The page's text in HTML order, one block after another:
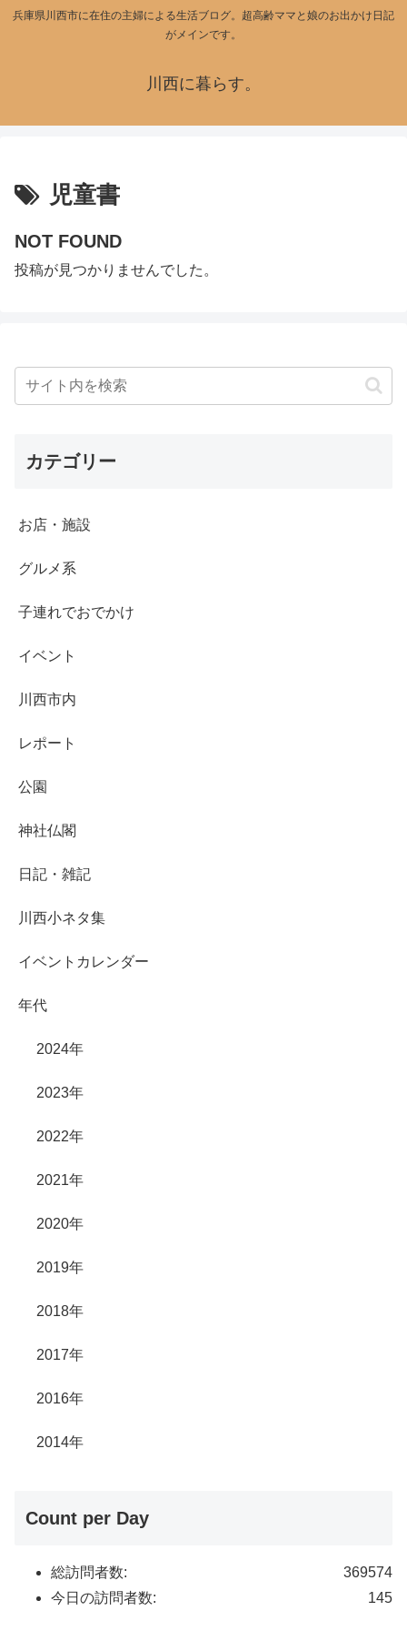
兵庫県川西市に在住の主婦による生活ブログ。超高齢ママと娘のお出かけ日記
がメインです。
川西に暮らす。
児童書
NOT FOUND
投稿が見つかりませんでした。
カテゴリー
お店・施設
グルメ系
子連れでおでかけ
イベント
川西市内
レポート
公園
神社仏閣
日記・雑記
川西小ネタ集
イベントカレンダー
年代
2024年
2023年
2022年
2021年
2020年
2019年
2018年
2017年
2016年
2014年
Count per Day
369574
総訪問者数:
145
今日の訪問者数: